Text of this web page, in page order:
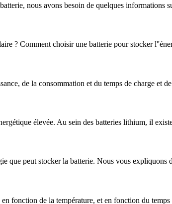
nous avons besoin de quelques informations
? Comment choisir une batterie pour stocker
de la consommation et du temps de charge et
élevée. Au sein des batteries lithium, il
que peut stocker la batterie. Nous vous expliquons
fonction de la température, et en fonction du